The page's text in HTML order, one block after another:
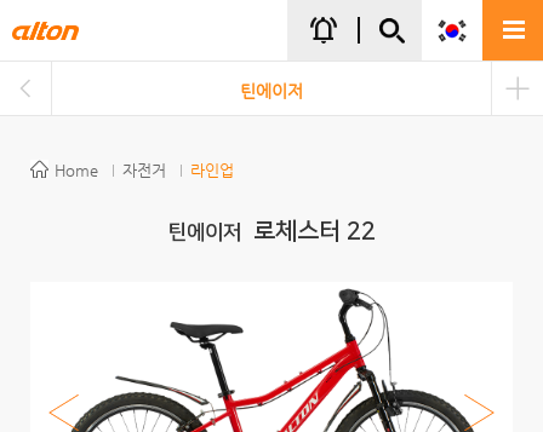
notifications_active
틴에이저
Home 자전거 라인업
틴에이저 로체스터 22